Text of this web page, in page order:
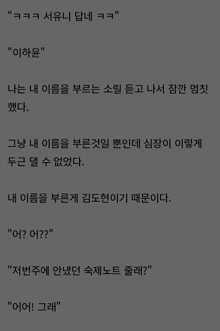
"ㅋㅋㅋ 서유니 답네 ㅋㅋ"
"이하윤"
나는 내 이름을 부르는 소릴 듣고 나서 잠깐 멈칫
했다.
그냥 내 이름을 부른것일 뿐인데 심장이 이렇게
두근 댈 수 없었다.
내 이름을 부른게 김도현이기 때문이다.
"어? 어??"
"저번주에 안냈던 숙제노트 줄래?"
"어어! 그래"